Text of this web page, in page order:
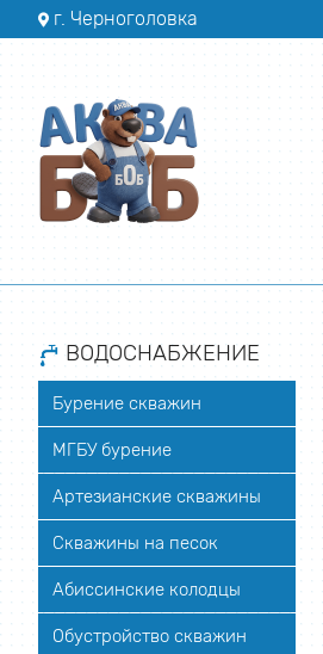
г. Черноголовка
ВОДОСНАБЖЕНИЕ
Бурение скважин
МГБУ бурение
Артезианские скважины
Скважины на песок
Абиссинские колодцы
Обустройство скважин